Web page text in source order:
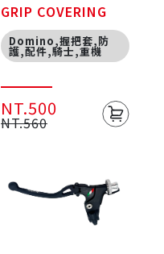
GRIP COVERING
Domino,握把套,防
護,配件,騎士,重機
NT.560
NT.500